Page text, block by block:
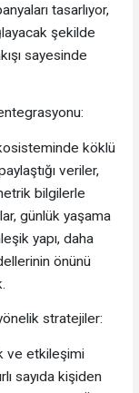
tasarlıyor,
şekilde
sayesinde
köklü
veriler,
bilgilerle
günlük yaşama
yapı, daha
önünü
stratejiler:
ve etkileşimi
sayıda kişiden